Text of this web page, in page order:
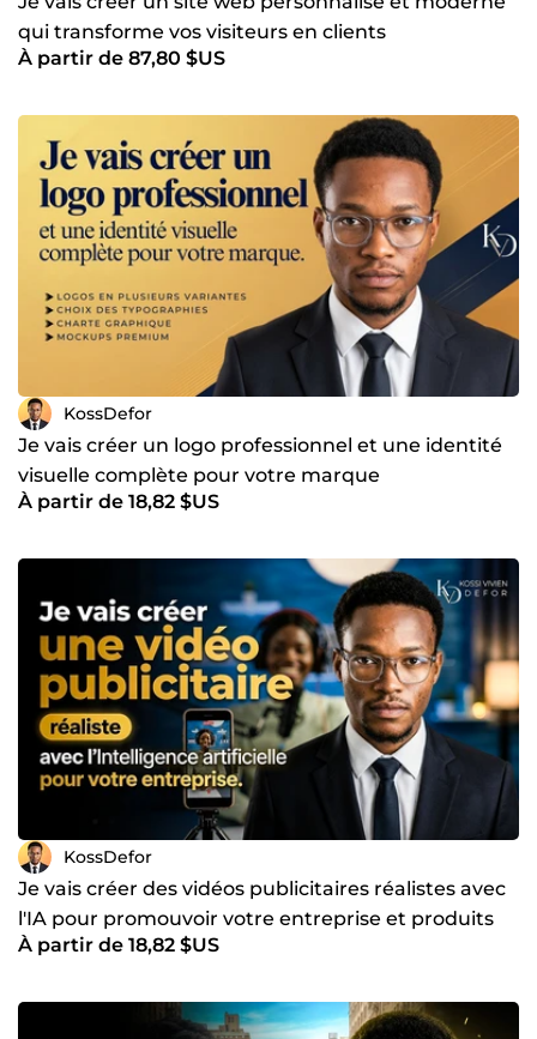
et construisons ensemble une solution qui répond
réellement à vos objectifs.
qui transforme vos visiteurs en clients
À partir de 87,80 $US
KossDefor
Je vais créer un logo professionnel et une identité
visuelle complète pour votre marque
À partir de 18,82 $US
KossDefor
Je vais créer des vidéos publicitaires réalistes avec
l'IA pour promouvoir votre entreprise et produits
À partir de 18,82 $US